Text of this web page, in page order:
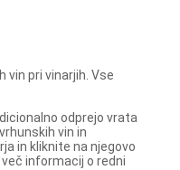
vin pri vinarjih. Vse
odprejo vrata
vin in
in kliknite na njegovo
informacij o redni